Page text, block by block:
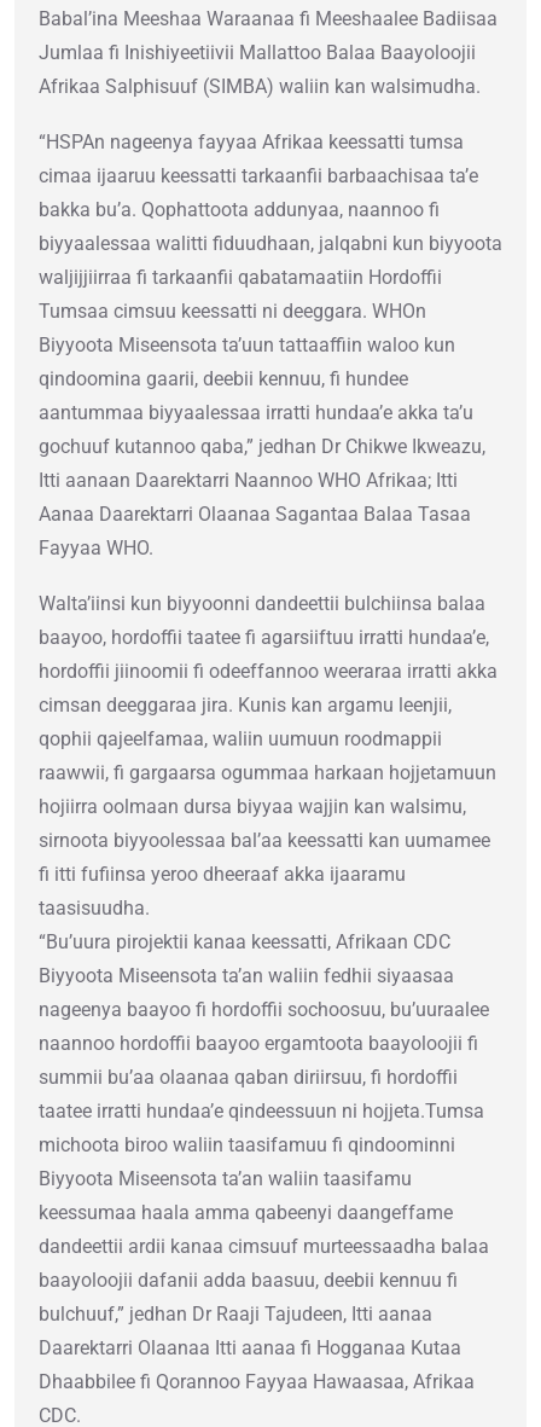
Babal’ina Meeshaa Waraanaa fi Meeshaalee Badiisaa
Jumlaa fi Inishiyeetiivii Mallattoo Balaa Baayoloojii
Afrikaa Salphisuuf (SIMBA) waliin kan walsimudha.
“HSPAn nageenya fayyaa Afrikaa keessatti tumsa
cimaa ijaaruu keessatti tarkaanfii barbaachisaa ta’e
bakka bu’a. Qophattoota addunyaa, naannoo fi
biyyaalessaa walitti fiduudhaan, jalqabni kun biyyoota
waljijjiirraa fi tarkaanfii qabatamaatiin Hordoffii
Tumsaa cimsuu keessatti ni deeggara. WHOn
Biyyoota Miseensota ta’uun tattaaffiin waloo kun
qindoomina gaarii, deebii kennuu, fi hundee
aantummaa biyyaalessaa irratti hundaa’e akka ta’u
gochuuf kutannoo qaba,” jedhan Dr Chikwe Ikweazu,
Itti aanaan Daarektarri Naannoo WHO Afrikaa; Itti
Aanaa Daarektarri Olaanaa Sagantaa Balaa Tasaa
Fayyaa WHO.
Walta’iinsi kun biyyoonni dandeettii bulchiinsa balaa
baayoo, hordoffii taatee fi agarsiiftuu irratti hundaa’e,
hordoffii jiinoomii fi odeeffannoo weeraraa irratti akka
cimsan deeggaraa jira. Kunis kan argamu leenjii,
qophii qajeelfamaa, waliin uumuun roodmappii
raawwii, fi gargaarsa ogummaa harkaan hojjetamuun
hojiirra oolmaan dursa biyyaa wajjin kan walsimu,
sirnoota biyyoolessaa bal’aa keessatti kan uumamee
fi itti fufiinsa yeroo dheeraaf akka ijaaramu
taasisuudha.
“Bu’uura pirojektii kanaa keessatti, Afrikaan CDC
Biyyoota Miseensota ta’an waliin fedhii siyaasaa
nageenya baayoo fi hordoffii sochoosuu, bu’uuraalee
naannoo hordoffii baayoo ergamtoota baayoloojii fi
summii bu’aa olaanaa qaban diriirsuu, fi hordoffii
taatee irratti hundaa’e qindeessuun ni hojjeta.Tumsa
michoota biroo waliin taasifamuu fi qindoominni
Biyyoota Miseensota ta’an waliin taasifamu
keessumaa haala amma qabeenyi daangeffame
dandeettii ardii kanaa cimsuuf murteessaadha balaa
baayoloojii dafanii adda baasuu, deebii kennuu fi
bulchuuf,” jedhan Dr Raaji Tajudeen, Itti aanaa
Daarektarri Olaanaa Itti aanaa fi Hogganaa Kutaa
Dhaabbilee fi Qorannoo Fayyaa Hawaasaa, Afrikaa
CDC.